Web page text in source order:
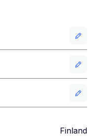
Finland